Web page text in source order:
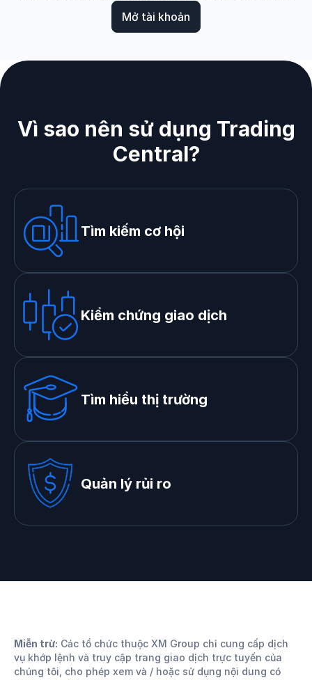
Mở tài khoản
Vì sao nên sử dụng Trading
Central?
Tìm kiếm cơ hội
Kiểm chứng giao dịch
Tìm hiểu thị trường
Quản lý rủi ro
Miễn trừ: Các tổ chức thuộc XM Group chỉ cung cấp dịch
vụ khớp lệnh và truy cập trang giao dịch trực tuyến của
chúng tôi, cho phép xem và / hoặc sử dụng nội dung có